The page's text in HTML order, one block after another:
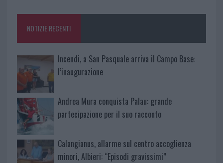
o
k
p
NOTIZIE RECENTI
Incendi, a San Pasquale arriva il Campo Base:
l’inaugurazione
Andrea Mura conquista Palau: grande
partecipazione per il suo racconto
Calangianus, allarme sul centro accoglienza
minori, Albieri: “Episodi gravissimi”